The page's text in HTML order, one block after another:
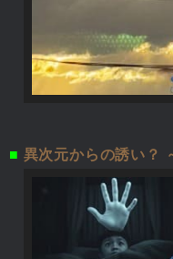
■ 異次元からの誘い？